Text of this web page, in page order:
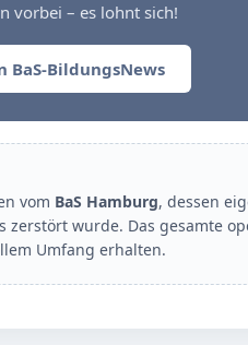
vorbei – es lohnt sich!
BaS-BildungsNews
vom BaS Hamburg, dessen
wurde. Das gesamte
Umfang erhalten.